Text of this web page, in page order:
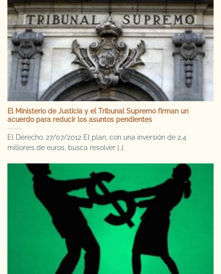
El Ministerio de Justicia y el Tribunal Supremo firman un
acuerdo para reducir los asuntos pendientes
El Derecho. 27/07/2012 El plan, con una inversión de 2,4
millones de euros, busca resolver [...]